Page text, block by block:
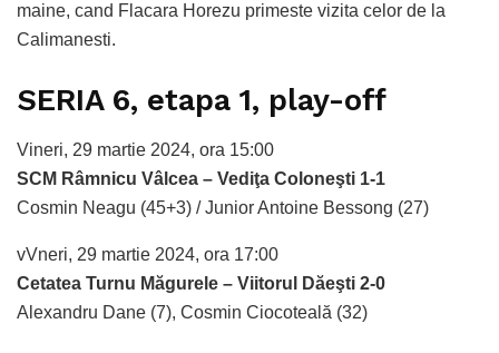
maine, cand Flacara Horezu primeste vizita celor de la
Calimanesti.
SERIA 6, etapa 1, play-off
Vineri, 29 martie 2024, ora 15:00
SCM Râmnicu Vâlcea – Vediţa Coloneşti 1-1
Cosmin Neagu (45+3) / Junior Antoine Bessong (27)
vVneri, 29 martie 2024, ora 17:00
Cetatea Turnu Măgurele – Viitorul Dăeşti 2-0
Alexandru Dane (7), Cosmin Ciocoteală (32)